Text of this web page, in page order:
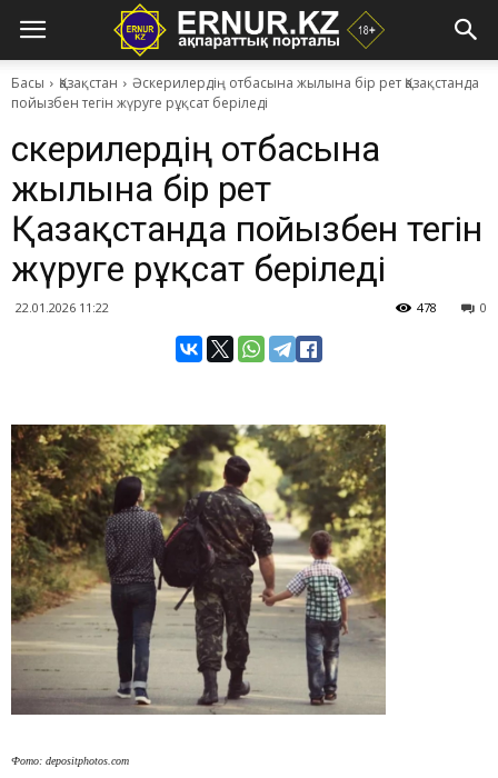
Басы Қазақстан
Әскерилердің отбасына жылына бір рет Қазақстанда
пойызбен тегін жүруге рұқсат беріледі
Әскерилердің отбасына
жылына бір рет
Қазақстанда пойызбен тегін
жүруге рұқсат беріледі
22.01.2026 11:22 0
478
Фото: depositphotos.com